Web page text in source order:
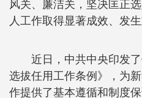
风关、廉洁关，坚决匡正
人工作取得显著成效、发生
近日，中共中央印发
选拔任用工作条例》，为
作提供了基本遵循和制度保